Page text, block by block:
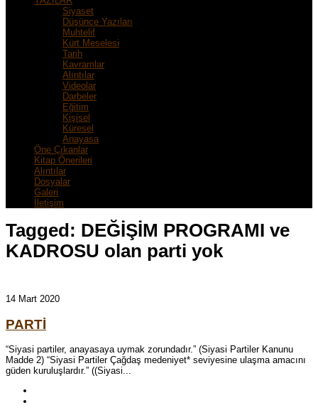
Siyaset
Düşünce Yazıları
Muhtelif
Kürt Meselesi
Tarih
Kavramlar
Alıntılar
Videolar
Darbeler
Eğitim
Kişisel
Küresel
Anayasa
Öne Çıkanlar
Kitap Önerileri
Alıntılar
Dosyalar
Galeri
İletişim
Tagged: DEĞİŞİM PROGRAMI ve
KADROSU olan parti yok
14 Mart 2020
PARTİ
“Siyasi partiler, anayasaya uymak zorundadır.” (Siyasi Partiler Kanunu
Madde 2) “Siyasi Partiler Çağdaş medeniyet* seviyesine ulaşma amacını
güden kuruluşlardır.” ((Siyasi...